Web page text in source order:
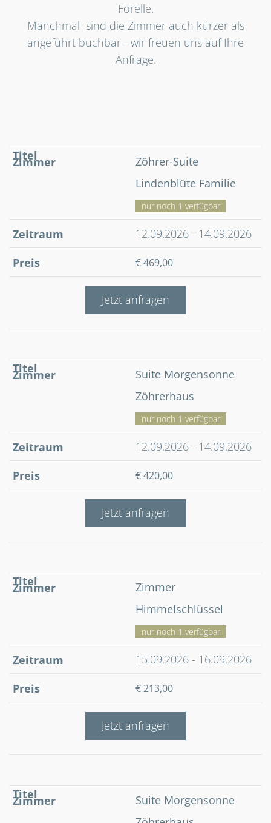
Forelle.
Manchmal sind die Zimmer auch kürzer als
angeführt buchbar - wir freuen uns auf Ihre
Anfrage.
Zöhrer-Suite
Lindenblüte Familie
nur noch 1 verfügbar
12.09.2026 - 14.09.2026
€ 469,00
Jetzt anfragen
Suite Morgensonne
Zöhrerhaus
nur noch 1 verfügbar
12.09.2026 - 14.09.2026
€ 420,00
Jetzt anfragen
Zimmer
Himmelschlüssel
nur noch 1 verfügbar
15.09.2026 - 16.09.2026
€ 213,00
Jetzt anfragen
Suite Morgensonne